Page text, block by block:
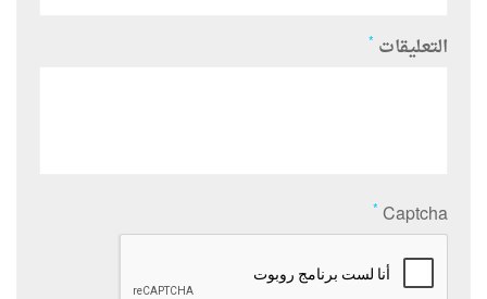
التعليقات *
Captcha
*